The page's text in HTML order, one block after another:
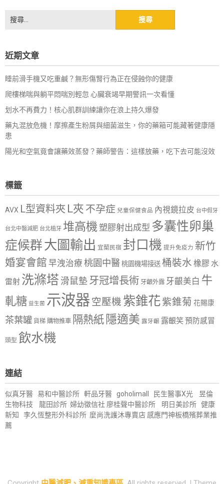
搜
尋
字:
近期文章
睡前滑手機又吃重鹹？無形傷腎行為正在侵蝕你的健康
爬樓梯喘與躺平悶喘別輕忽 心臟衰竭早期警訊一次看懂
划水不再費力！核心肌群訓練讓你在浪上持久爆發
藥丸混放危機！摩擦產生粉屑與細菌滋生，你的藥箱可能藏著健康隱
患
陽光和空氣竟會讓藥效蒸發？藥師警告：這樣放藥，吃下去可能沒效
標籤
AVX L型資料夾 L夾 不孕症 兒童保健食品 內視鏡拉皮 台中假牙
台北中醫減肥 台北植牙 堆高機塑膠射出成型 多囊性卵巢
症候群大圖輸出 宜蘭民宿 封口機 提升免疫力 新竹
婚宴會館 早洩治療 桃園中醫 桃園機場接送 桶裝水 橡膠 水
雷射 洗滌塔 滑鼠墊 牙冠增長術 牙齦外露 牙齦美白 牛
軋糖 益生菌 示波器 空壓機 紫錐花紫錐菊 花賜康
茶葉罐 貨梯 購物推車 隔熱紙 隱適美 露牙齦 露齦笑預防感冒
頭型 飲水機
連結
似真牙醫 易和中醫診所 軒品牙醫 goholimall 民生醫事X光
昱倫
生物科技
龍田診所 婦幼徵信社 廖桂聲中醫診所 明日美診所 健康
新知
李久恆整形外科診所 麼尚洗護沐專賣店 感應門神板橋殯葬業推
薦